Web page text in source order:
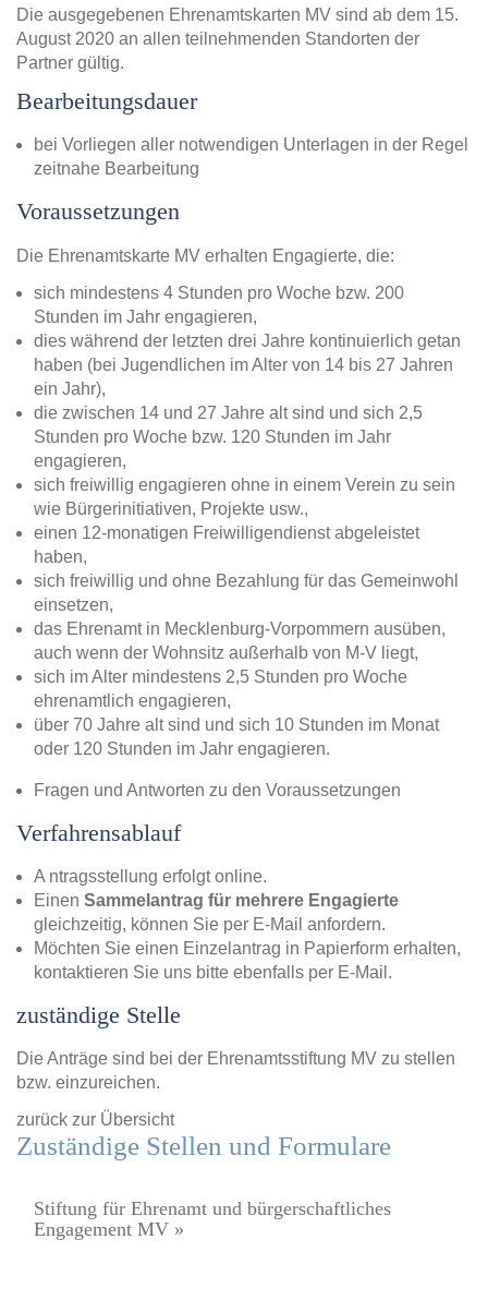
Die ausgegebenen Ehrenamtskarten MV sind ab dem 15.
August 2020 an allen teilnehmenden Standorten der
Partner gültig.
Bearbeitungsdauer
bei Vorliegen aller notwendigen Unterlagen in der Regel
zeitnahe Bearbeitung
Voraussetzungen
Die Ehrenamtskarte MV erhalten Engagierte, die:
sich mindestens 4 Stunden pro Woche bzw. 200
Stunden im Jahr engagieren,
dies während der letzten drei Jahre kontinuierlich getan
haben (bei Jugendlichen im Alter von 14 bis 27 Jahren
ein Jahr),
die zwischen 14 und 27 Jahre alt sind und sich 2,5
Stunden pro Woche bzw. 120 Stunden im Jahr
engagieren,
sich freiwillig engagieren ohne in einem Verein zu sein
wie Bürgerinitiativen, Projekte usw.,
einen 12-monatigen Freiwilligendienst abgeleistet
haben,
sich freiwillig und ohne Bezahlung für das Gemeinwohl
einsetzen,
das Ehrenamt in Mecklenburg-Vorpommern ausüben,
auch wenn der Wohnsitz außerhalb von M-V liegt,
sich im Alter mindestens 2,5 Stunden pro Woche
ehrenamtlich engagieren,
über 70 Jahre alt sind und sich 10 Stunden im Monat
oder 120 Stunden im Jahr engagieren.
Fragen und Antworten zu den Voraussetzungen
Verfahrensablauf
A ntragsstellung erfolgt online.
Einen Sammelantrag für mehrere Engagierte
gleichzeitig, können Sie per E-Mail anfordern.
Möchten Sie einen Einzelantrag in Papierform erhalten,
kontaktieren Sie uns bitte ebenfalls per E-Mail.
zuständige Stelle
Die Anträge sind bei der Ehrenamtsstiftung MV zu stellen
bzw. einzureichen.
zurück zur Übersicht
Zuständige Stellen und Formulare
Stiftung für Ehrenamt und bürgerschaftliches
Engagement MV »